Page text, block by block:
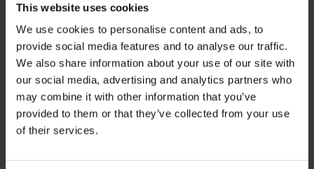
This website uses cookies
We use cookies to personalise content and ads, to
provide social media features and to analyse our traffic.
We also share information about your use of our site with
our social media, advertising and analytics partners who
may combine it with other information that you’ve
provided to them or that they’ve collected from your use
of their services.
vormpjes met boter, bestuif met bloem en tik het
overtollige bloem eraf. Plaats de vormpjes op de
bakplaat.
Gebruik een theelepel om het beslag in de vorm te
scheppen. Schep ongeveer 2 theelepels per Madeleine
in de vorm.
Bak de Madeleines tot ze goudbruin zijn, ongeveer 12-15